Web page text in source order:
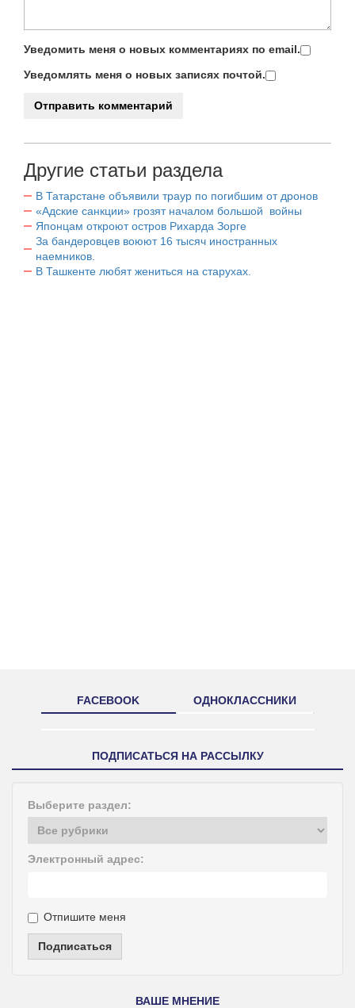
Уведомить меня о новых комментариях по email.
Уведомлять меня о новых записях почтой.
Другие статьи раздела
В Татарстане объявили траур по погибшим от дронов
«Адские санкции» грозят началом большой войны
Японцам откроют остров Рихарда Зорге
За бандеровцев воюют 16 тысяч иностранных
наемников.
В Ташкенте любят жениться на старухах.
FACEBOOK ОДНОКЛАССНИКИ
ПОДПИСАТЬСЯ НА РАССЫЛКУ
Выберите раздел:
Электронный адрес:
Отпишите меня
Подписаться
ВАШЕ МНЕНИЕ